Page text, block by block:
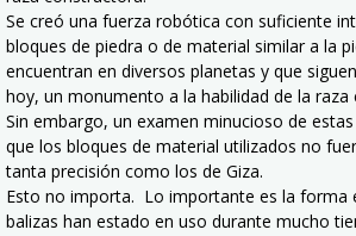
Se creó una fuerza robótica con suficiente
bloques de piedra o de material similar a la
encuentran en diversos planetas y que
hoy, un monumento a la habilidad de la raza
Sin embargo, un examen minucioso de
que los bloques de material utilizados no
tanta precisión como los de Giza.
Esto no importa. Lo importante es la forma
balizas han estado en uso durante mucho